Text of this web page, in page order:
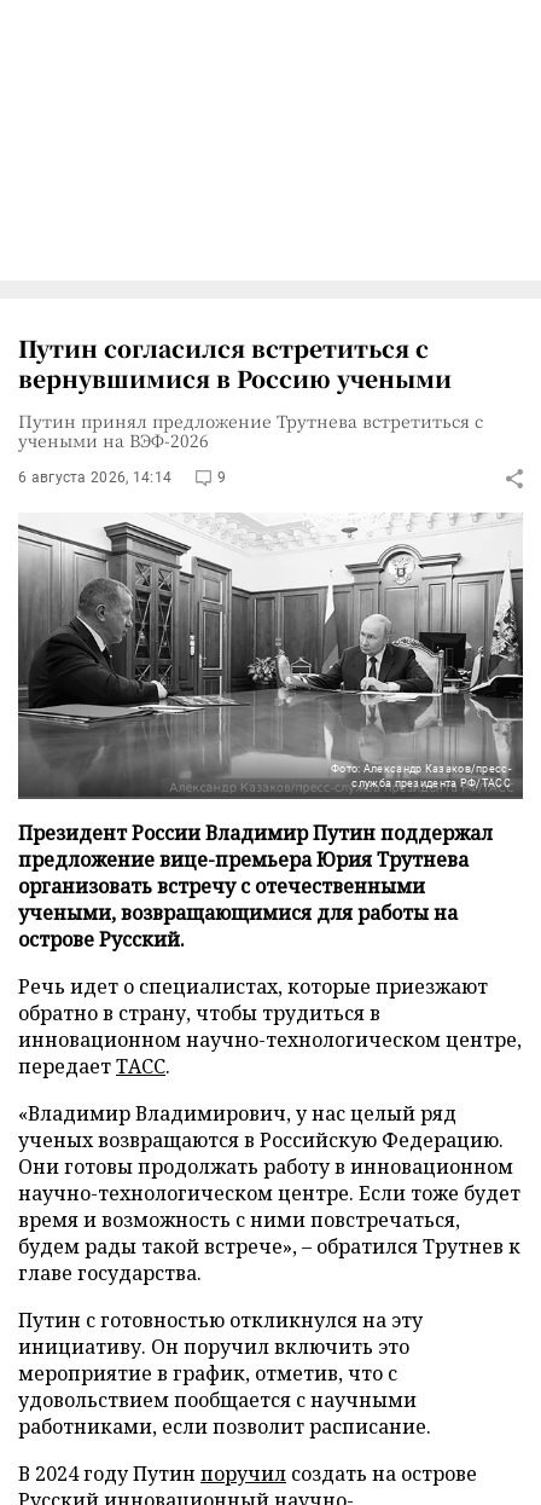
Путин согласился встретиться с
вернувшимися в Россию учеными
Путин принял предложение Трутнева встретиться с
учеными на ВЭФ-2026
6 августа 2026, 14:14 9
Фото: Александр Казаков/пресс-
служба президента РФ/ТАСС
Президент России Владимир Путин поддержал
предложение вице-премьера Юрия Трутнева
организовать встречу с отечественными
учеными, возвращающимися для работы на
острове Русский.
Речь идет о специалистах, которые приезжают
обратно в страну, чтобы трудиться в
инновационном научно-технологическом центре,
передаетТАСС.
«Владимир Владимирович, у нас целый ряд
ученых возвращаются в Российскую Федерацию.
Они готовы продолжать работу в инновационном
научно-технологическом центре. Если тоже будет
время и возможность с ними повстречаться,
будем рады такой встрече», – обратился Трутнев к
главе государства.
Путин с готовностью откликнулся на эту
инициативу. Он поручил включить это
мероприятие в график, отметив, что с
удовольствием пообщается с научными
работниками, если позволит расписание.
В 2024 году Путин поручил создать на острове